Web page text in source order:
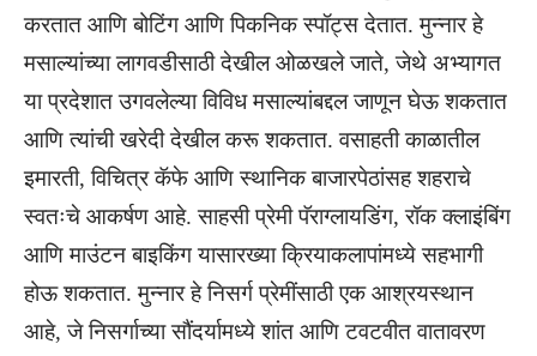
करतात आणि बोटिंग आणि पिकनिक स्पॉट्स देतात. मुन्नार हे
मसाल्यांच्या लागवडीसाठी देखील ओळखले जाते, जेथे अभ्यागत
या प्रदेशात उगवलेल्या विविध मसाल्यांबद्दल जाणून घेऊ शकतात
आणि त्यांची खरेदी देखील करू शकतात. वसाहती काळातील
इमारती, विचित्र कॅफे आणि स्थानिक बाजारपेठांसह शहराचे
स्वतःचे आकर्षण आहे. साहसी प्रेमी पॅराग्लायडिंग, रॉक क्लाइंबिंग
आणि माउंटन बाइकिंग यासारख्या क्रियाकलापांमध्ये सहभागी
होऊ शकतात. मुन्नार हे निसर्ग प्रेमींसाठी एक आश्रयस्थान
आहे, जे निसर्गाच्या सौंदर्यामध्ये शांत आणि टवटवीत वातावरण